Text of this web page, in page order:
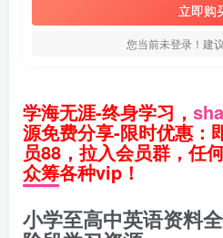
立即购
您当前未登录！建
学海无涯-终身学习，
源免费分享-限时优惠：
员88，拉入会员群，任
众筹各种vip！
小学至高中英语资料